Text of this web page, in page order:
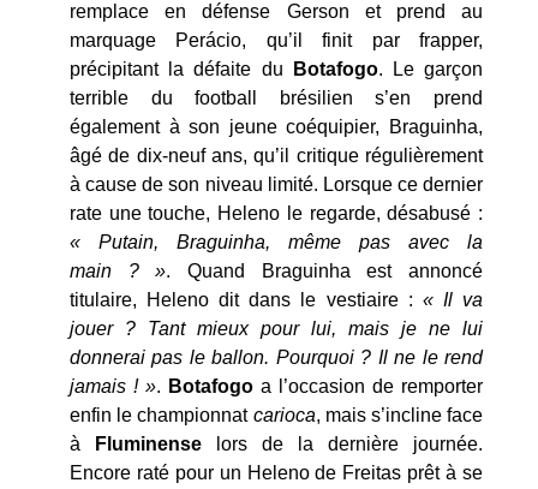
remplace en défense Gerson et prend au
marquage Perácio, qu’il finit par frapper,
précipitant la défaite du
Botafogo. Le garçon
terrible du football brésilien s’en prend
également à son jeune coéquipier, Braguinha,
âgé de dix-neuf ans, qu’il critique régulièrement
à cause de son niveau limité. Lorsque ce dernier
rate une touche, Heleno le regarde, désabusé :
« Putain, Braguinha, même pas avec la
main ? ». Quand Braguinha est annoncé
titulaire, Heleno dit dans le vestiaire : « Il va
jouer ? Tant mieux pour lui, mais je ne lui
donnerai pas le ballon. Pourquoi ? Il ne le rend
jamais ! ». Botafogo a l’occasion de remporter
enfin le championnat carioca, mais s’incline face
à
Fluminense lors de la dernière journée.
Encore raté pour un Heleno de Freitas prêt à se